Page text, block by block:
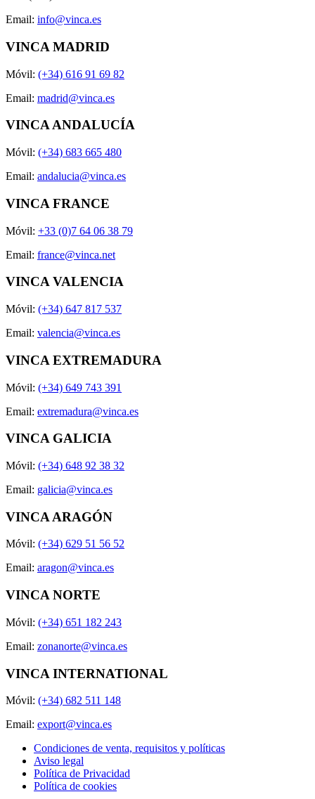
Email: info@vinca.es
VINCA MADRID
Móvil: (+34) 616 91 69 82
Email: madrid@vinca.es
VINCA ANDALUCÍA
Móvil: (+34) 683 665 480
Email: andalucia@vinca.es
VINCA FRANCE
Móvil: +33 (0)7 64 06 38 79
Email: france@vinca.net
VINCA VALENCIA
Móvil: (+34) 647 817 537
Email: valencia@vinca.es
VINCA EXTREMADURA
Móvil: (+34) 649 743 391
Email: extremadura@vinca.es
VINCA GALICIA
Móvil: (+34) 648 92 38 32
Email: galicia@vinca.es
VINCA ARAGÓN
Móvil: (+34) 629 51 56 52
Email: aragon@vinca.es
VINCA NORTE
Móvil: (+34) 651 182 243
Email: zonanorte@vinca.es
VINCA INTERNATIONAL
Móvil: (+34) 682 511 148
Email: export@vinca.es
Condiciones de venta, requisitos y políticas
Aviso legal
Política de Privacidad
Política de cookies